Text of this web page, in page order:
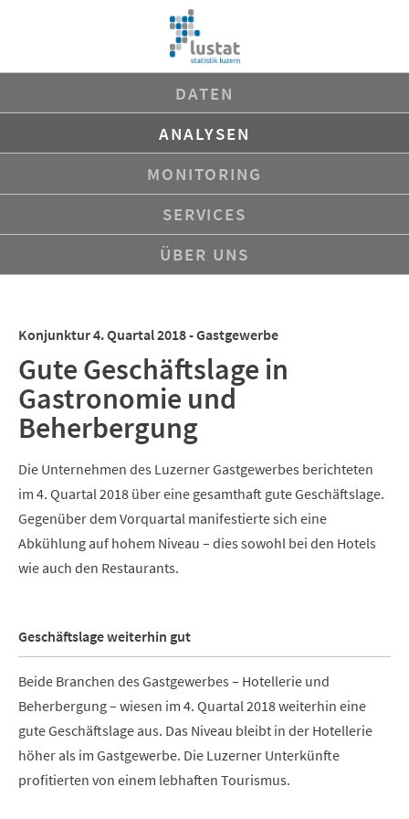
DATEN
ANALYSEN
MONITORING
SERVICES
ÜBER UNS
Konjunktur 4. Quartal 2018 - Gastgewerbe
Gute Geschäftslage in
Gastronomie und
Beherbergung
Die Unternehmen des Luzerner Gastgewerbes berichteten
im 4. Quartal 2018 über eine gesamthaft gute Geschäftslage.
Gegenüber dem Vorquartal manifestierte sich eine
Abkühlung auf hohem Niveau – dies sowohl bei den Hotels
wie auch den Restaurants.
Geschäftslage weiterhin gut
Beide Branchen des Gastgewerbes – Hotellerie und
Beherbergung – wiesen im 4. Quartal 2018 weiterhin eine
gute Geschäftslage aus. Das Niveau bleibt in der Hotellerie
höher als im Gastgewerbe. Die Luzerner Unterkünfte
profitierten von einem lebhaften Tourismus.